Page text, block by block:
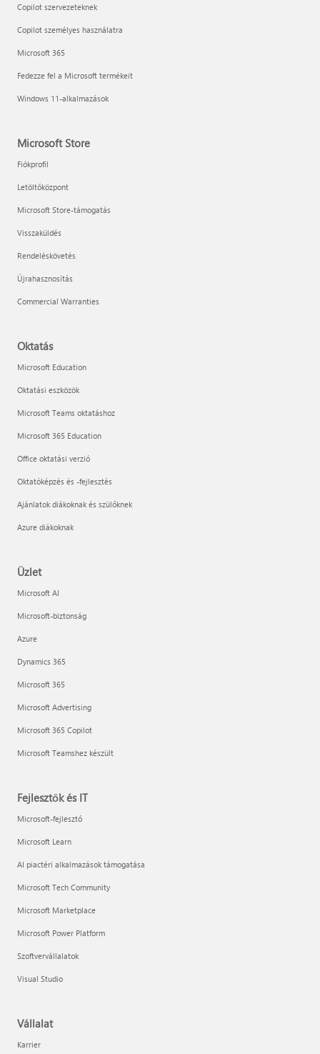
Copilot szervezeteknek
Copilot személyes használatra
Microsoft 365
Fedezze fel a Microsoft termékeit
Windows 11-alkalmazások
Microsoft Store
Fiókprofil
Letöltőközpont
Microsoft Store-támogatás
Visszaküldés
Rendeléskövetés
Újrahasznosítás
Commercial Warranties
Oktatás
Microsoft Education
Oktatási eszközök
Microsoft Teams oktatáshoz
Microsoft 365 Education
Office oktatási verzió
Oktatóképzés és -fejlesztés
Ajánlatok diákoknak és szülőknek
Azure diákoknak
Üzlet
Microsoft AI
Microsoft-biztonság
Azure
Dynamics 365
Microsoft 365
Microsoft Advertising
Microsoft 365 Copilot
Microsoft Teamshez készült
Fejlesztők és IT
Microsoft-fejlesztő
Microsoft Learn
AI piactéri alkalmazások támogatása
Microsoft Tech Community
Microsoft Marketplace
Microsoft Power Platform
Szoftvervállalatok
Visual Studio
Vállalat
Karrier